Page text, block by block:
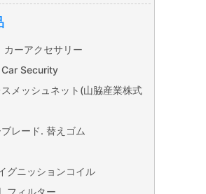
カーアクセサリー
Security
メッシュネット(山脇産業株式
レード. 替えゴム
グニッションコイル
フィルター